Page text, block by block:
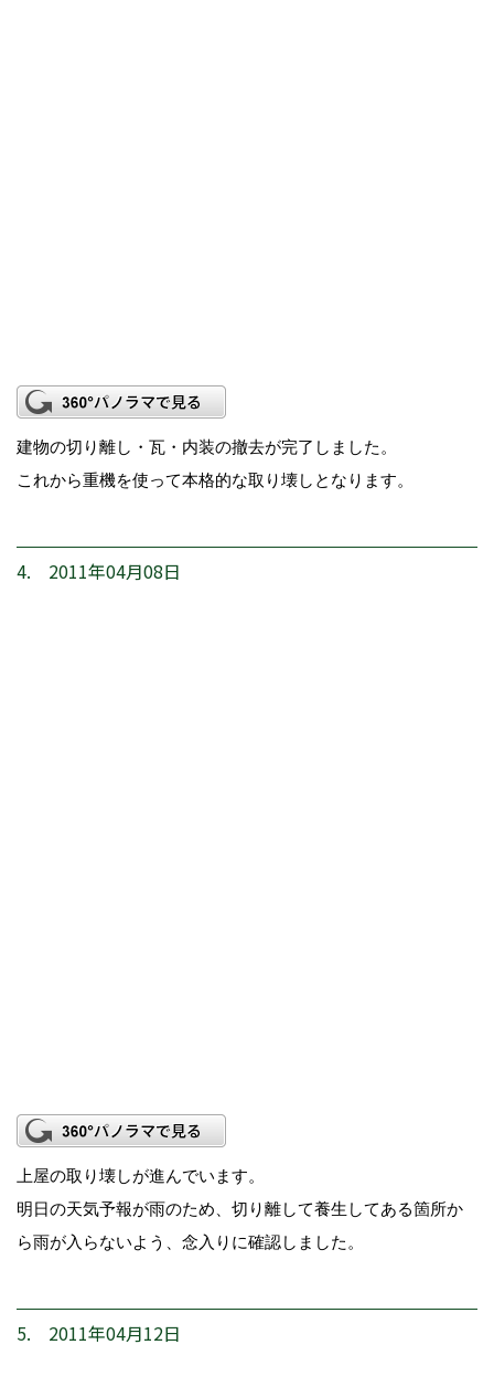
建物の切り離し・瓦・内装の撤去が完了しました。
これから重機を使って本格的な取り壊しとなります。
4. 2011年04月08日
上屋の取り壊しが進んでいます。
明日の天気予報が雨のため、切り離して養生してある箇所か
ら雨が入らないよう、念入りに確認しました。
5. 2011年04月12日